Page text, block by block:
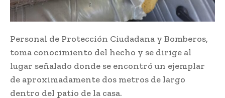
Personal de Protección Ciudadana y Bomberos,
toma conocimiento del hecho y se dirige al
lugar señalado donde se encontró un ejemplar
de aproximadamente dos metros de largo
dentro del patio de la casa.